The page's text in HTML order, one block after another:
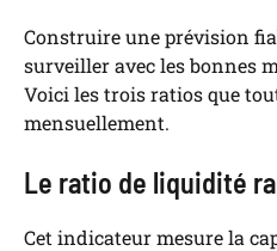
Construire une prévision
surveiller avec les bonnes
Voici les trois ratios que
mensuellement.
Le ratio de liquidité
Cet indicateur mesure la